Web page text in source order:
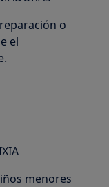
o
el
menores